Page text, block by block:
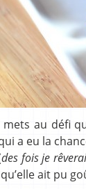
au défi
a eu la
des fois je
qu’elle ait pu